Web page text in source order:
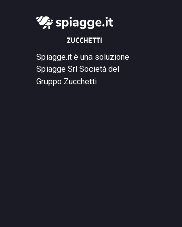
Spiagge.it è una soluzione
Spiagge Srl Società del
Gruppo Zucchetti